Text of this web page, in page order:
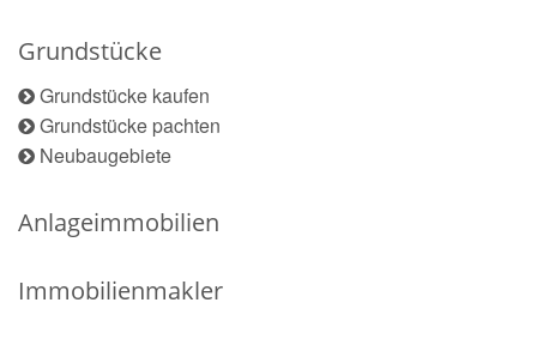
Grundstücke
Grundstücke kaufen
Grundstücke pachten
Neubaugebiete
Anlageimmobilien
Immobilienmakler